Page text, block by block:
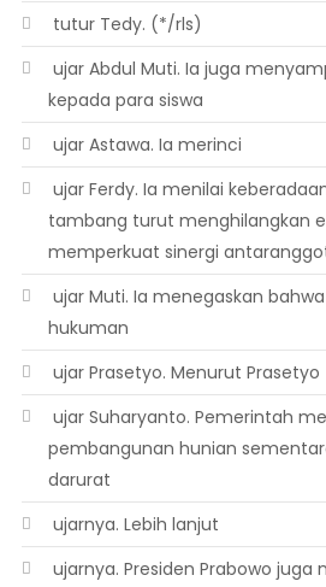
 tutur Tedy. (*/rls)
 ujar Abdul Muti. Ia juga
kepada para siswa
 ujar Astawa. Ia merinci
 ujar Ferdy. Ia menilai
tambang turut menghilangkan
memperkuat sinergi
 ujar Muti. Ia menegaskan
hukuman
 ujar Prasetyo. Menurut Prasetyo
 ujar Suharyanto. Pemerintah
pembangunan hunian
darurat
 ujarnya. Lebih lanjut
 ujarnya. Presiden Prabowo